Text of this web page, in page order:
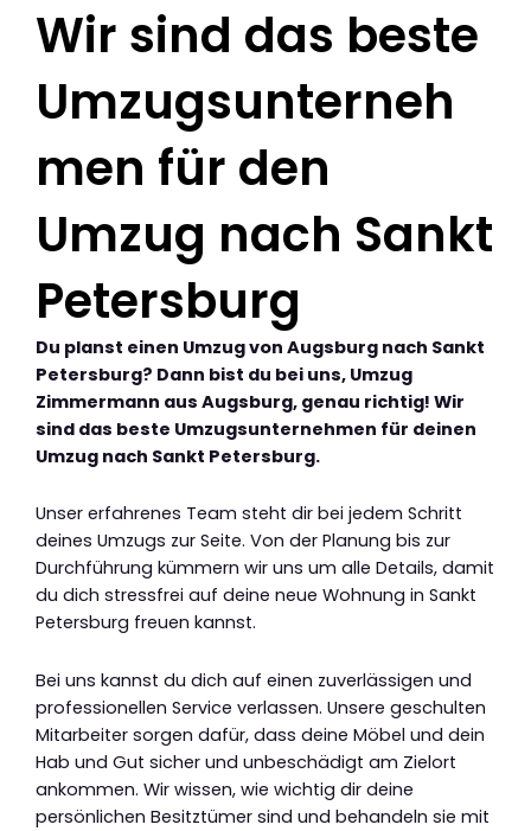
Wir sind das beste
Umzugsunterneh
men für den
Umzug nach Sankt
Petersburg
Du planst einen Umzug von Augsburg nach Sankt
Petersburg? Dann bist du bei uns, Umzug
Zimmermann aus Augsburg, genau richtig! Wir
sind das beste Umzugsunternehmen für deinen
Umzug nach Sankt Petersburg.
Unser erfahrenes Team steht dir bei jedem Schritt
deines Umzugs zur Seite. Von der Planung bis zur
Durchführung kümmern wir uns um alle Details, damit
du dich stressfrei auf deine neue Wohnung in Sankt
Petersburg freuen kannst.
Bei uns kannst du dich auf einen zuverlässigen und
professionellen Service verlassen. Unsere geschulten
Mitarbeiter sorgen dafür, dass deine Möbel und dein
Hab und Gut sicher und unbeschädigt am Zielort
ankommen. Wir wissen, wie wichtig dir deine
persönlichen Besitztümer sind und behandeln sie mit